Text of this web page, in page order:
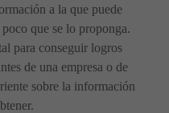
a la que puede
que se lo proponga.
para conseguir logros
de una empresa o de
sobre la información